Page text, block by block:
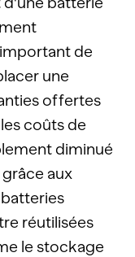
de
une
offertes
coûts de
diminué
aux
réutilisées
le stockage